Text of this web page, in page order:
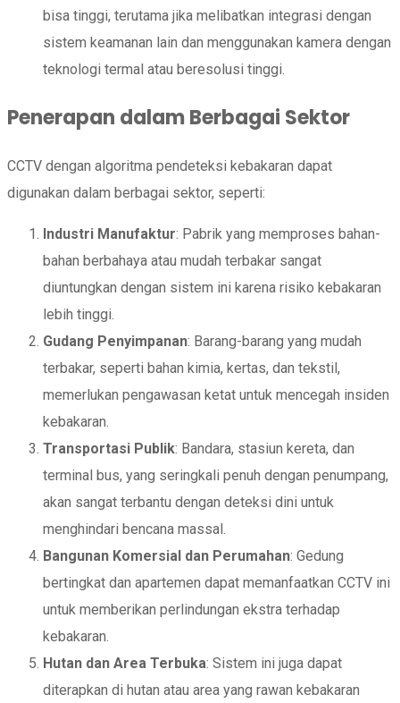
bisa tinggi, terutama jika melibatkan integrasi dengan
sistem keamanan lain dan menggunakan kamera dengan
teknologi termal atau beresolusi tinggi.
Penerapan dalam Berbagai Sektor
CCTV dengan algoritma pendeteksi kebakaran dapat
digunakan dalam berbagai sektor, seperti:
Industri Manufaktur: Pabrik yang memproses bahan-
bahan berbahaya atau mudah terbakar sangat
diuntungkan dengan sistem ini karena risiko kebakaran
lebih tinggi.
Gudang Penyimpanan: Barang-barang yang mudah
terbakar, seperti bahan kimia, kertas, dan tekstil,
memerlukan pengawasan ketat untuk mencegah insiden
kebakaran.
Transportasi Publik: Bandara, stasiun kereta, dan
terminal bus, yang seringkali penuh dengan penumpang,
akan sangat terbantu dengan deteksi dini untuk
menghindari bencana massal.
Bangunan Komersial dan Perumahan: Gedung
bertingkat dan apartemen dapat memanfaatkan CCTV ini
untuk memberikan perlindungan ekstra terhadap
kebakaran.
Hutan dan Area Terbuka: Sistem ini juga dapat
diterapkan di hutan atau area yang rawan kebakaran